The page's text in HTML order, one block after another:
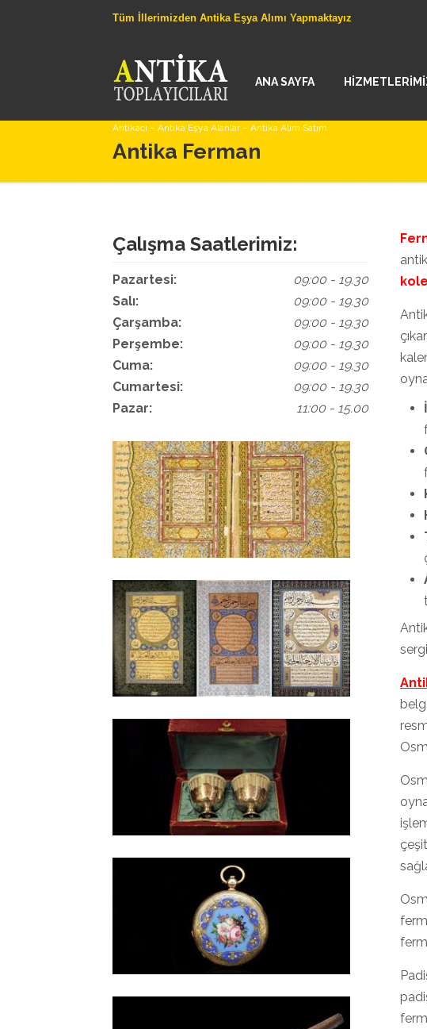
Tüm İllerimizden Antika Eşya Alımı Yapmaktayız
Antikacı – Antika Eşya Alanlar – Antika Alım Satım
ANA SAYFA
Antika Ferman
Çalışma Saatlerimiz:
Pazartesi:
Salı:
Çarşamba:
Perşembe:
Cuma:
Cumartesi:
Pazar:
09:00 - 19.30
09:00 - 19.30
09:00 - 19.30
09:00 - 19.30
09:00 - 19.30
09:00 - 19.30
11:00 - 15.00